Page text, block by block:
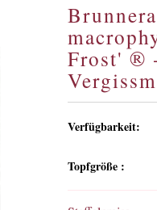
Brunnera
Frost' ®
Verfügbarkeit:
Topfgröße :